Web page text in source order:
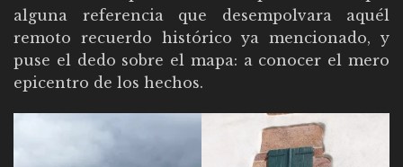
alguna referencia que desempolvara aquél
remoto recuerdo histórico ya mencionado, y
puse el dedo sobre el mapa: a conocer el mero
epicentro de los hechos.